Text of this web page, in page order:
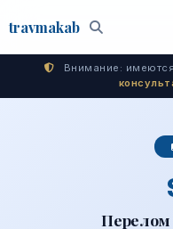
travmakab Поиск
Внимание:
Перелом